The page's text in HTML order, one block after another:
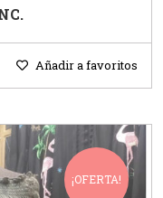
Añadir a favoritos
¡OFERTA!